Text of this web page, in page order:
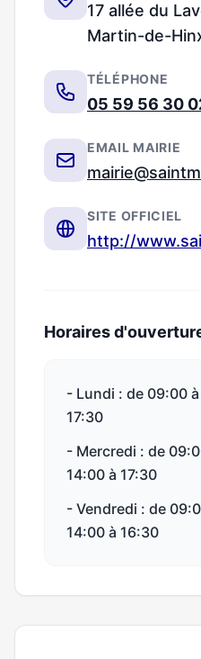
17 allée du
Martin-de-
TÉLÉPHONE
05 59 56 30
EMAIL MAIRIE
SITE OFFICIEL
http://
Horaires
- Lundi : de 09:00
17:30
- Mercredi : de
14:00 à 17:30
- Vendredi : de
14:00 à 16:30